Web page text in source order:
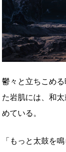
鬱々と立ちこめ
た岩肌には、和
めている。
「もっと太鼓を